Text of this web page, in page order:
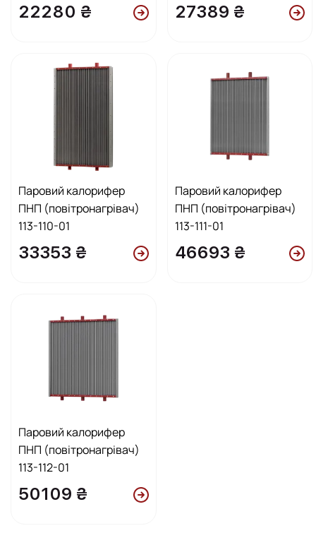
22280 ₴ 27389 ₴
Паровий калорифер
ПНП (повітронагрівач)
113-110-01
33353 ₴
Паровий калорифер
ПНП (повітронагрівач)
113-111-01
46693 ₴
Паровий калорифер
ПНП (повітронагрівач)
113-112-01
50109 ₴